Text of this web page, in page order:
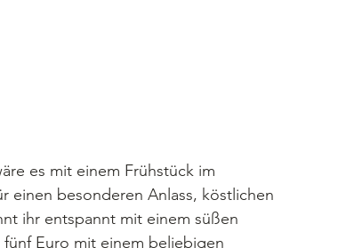
es mit einem Frühstück im
einen besonderen Anlass, köstlichen
ihr entspannt mit einem süßen
Euro mit einem beliebigen